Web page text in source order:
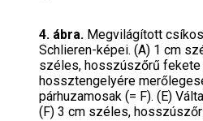
4. ábra. Megvilágított
Schlieren-képei. (A) 1 cm
széles, hosszúszőrű
hossztengelyére
párhuzamosak (= F). (E)
(F) 3 cm széles,